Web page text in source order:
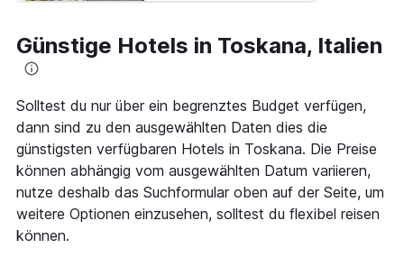
Günstige Hotels in Toskana, Italien
Solltest du nur über ein begrenztes Budget verfügen,
dann sind zu den ausgewählten Daten dies die
günstigsten verfügbaren Hotels in Toskana. Die Preise
können abhängig vom ausgewählten Datum variieren,
nutze deshalb das Suchformular oben auf der Seite, um
weitere Optionen einzusehen, solltest du flexibel reisen
können.